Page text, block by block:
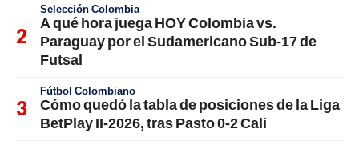
Selección Colombia
A qué hora juega HOY Colombia vs.
Paraguay por el Sudamericano Sub-17 de
Futsal
Fútbol Colombiano
Cómo quedó la tabla de posiciones de la Liga
BetPlay II-2026, tras Pasto 0-2 Cali